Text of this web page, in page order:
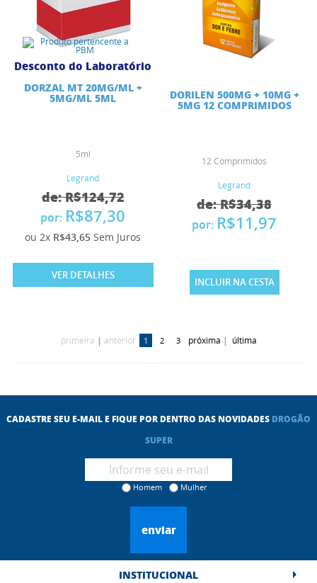
Desconto do Laboratório
DORZAL MT 20MG/ML +
5MG/ML 5ML
5ml
Legrand
de: R$124,72
por: R$87,30
ou 2x R$43,65 Sem Juros
VER DETALHES
DORILEN 500MG + 10MG +
5MG 12 COMPRIMIDOS
12 Comprimidos
Legrand
de: R$34,38
por: R$11,97
INCLUIR NA CESTA
primeira | anterior 1 2 3 próxima | última
CADASTRE SEU E-MAIL E FIQUE POR DENTRO DAS NOVIDADES DROGÃO
SUPER
Homem Mulher
enviar
INSTITUCIONAL